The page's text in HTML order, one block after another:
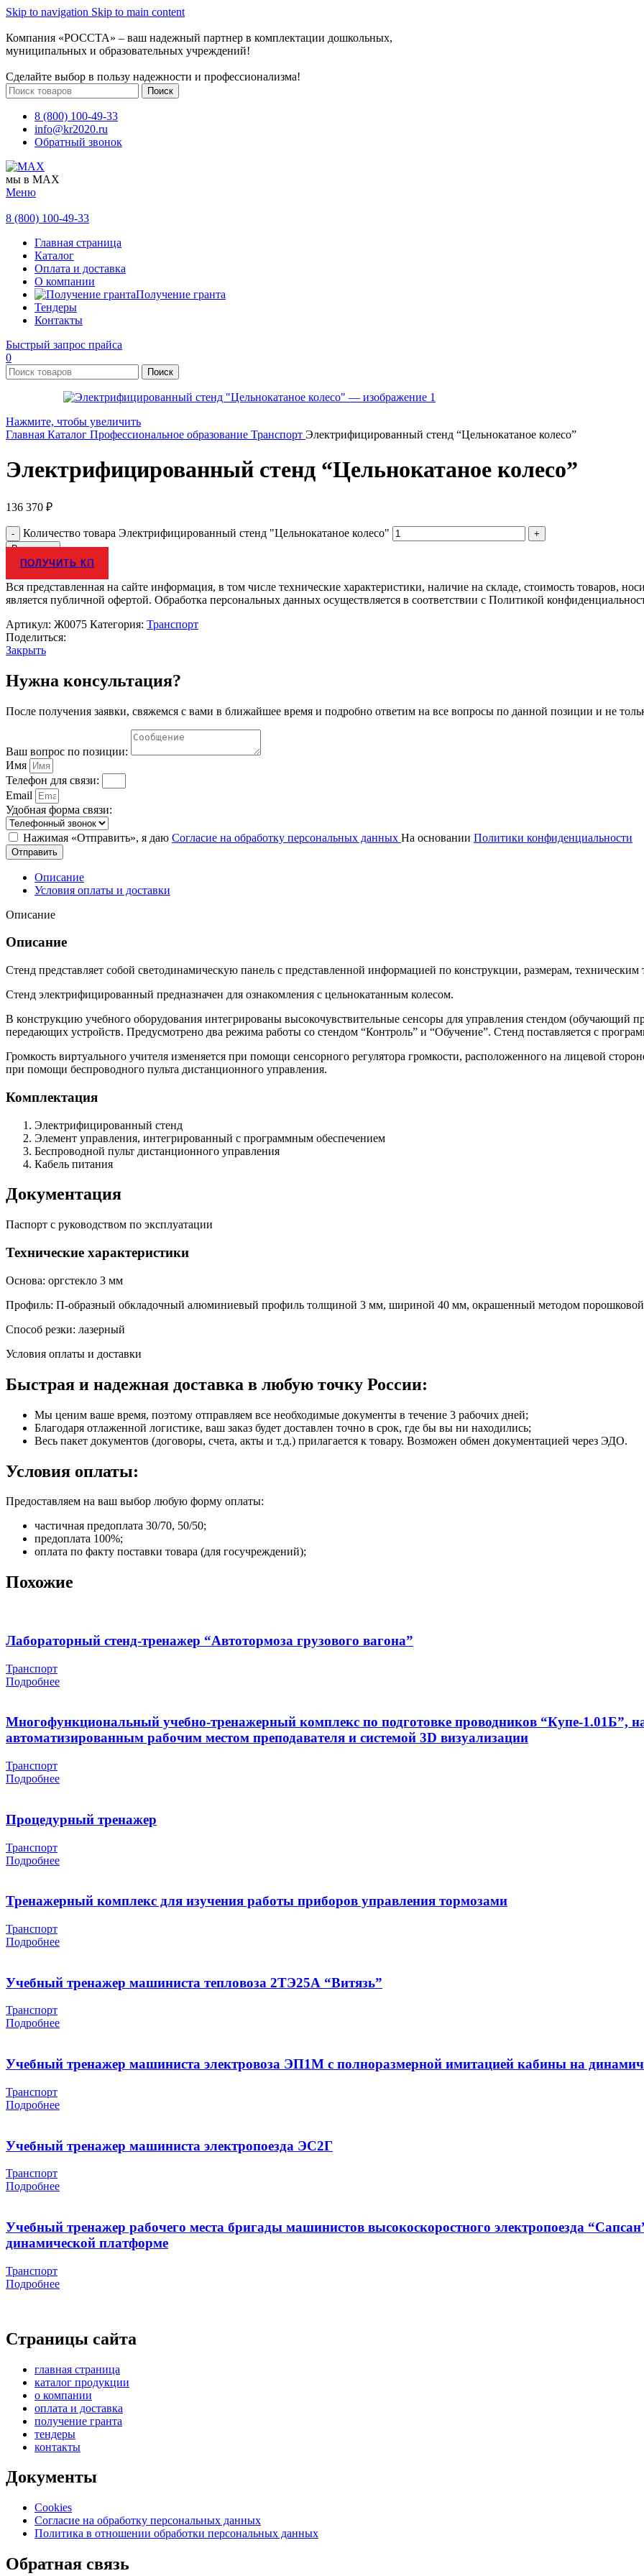
Skip to navigation Skip to main content
Компания «РОССТА» – ваш надежный партнер в комплектации дошкольных,
муниципальных и образовательных учреждений!
Сделайте выбор в пользу надежности и профессионализма!
Поиск
8 (800) 100-49-33
info@kr2020.ru
Обратный звонок
мы в MAX
Меню
8 (800) 100-49-33
Главная страница
Каталог
Оплата и доставка
О компании
Получение гранта
Тендеры
Контакты
Быстрый запрос прайса
0
Поиск
Нажмите, чтобы увеличить
Главная Каталог Профессиональное образование Транспорт Электрифицированный стенд “Цельнокатаное колесо”
Электрифицированный стенд “Цельнокатаное колесо”
136 370 ₽
Количество товара Электрифицированный стенд "Цельнокатаное колесо"
В корзину
ПОЛУЧИТЬ КП
Вся представленная на сайте информация, в том числе технические характеристики, наличие на складе, стоимость товаров,
является публичной офертой. Обработка персональных данных осуществляется в соответствии с Политикой
Артикул: Ж0075 Категория: Транспорт
Поделиться:
Закрыть
Нужна консультация?
После получения заявки, свяжемся с вами в ближайшее время и подробно ответим на все вопросы по данной позиции и не
Ваш вопрос по позиции:
Имя
Телефон для связи:
Email
Удобная форма связи:
Нажимая «Отправить», я даю Согласие на обработку персональных данных На основании Политики конфиденциальности
Отправить
Описание
Условия оплаты и доставки
Описание
Описание
Стенд представляет собой светодинамическую панель с представленной информацией по конструкции, размерам,
Стенд электрифицированный предназначен для ознакомления с цельнокатанным колесом.
В конструкцию учебного оборудования интегрированы высокочувствительные сенсоры для управления стендом (обучающий
передающих устройств. Предусмотрено два режима работы со стендом “Контроль” и “Обучение”. Стенд поставляется с
Громкость виртуального учителя изменяется при помощи сенсорного регулятора громкости, расположенного на лицевой
при помощи беспроводного пульта дистанционного управления.
Комплектация
Электрифицированный стенд
Элемент управления, интегрированный с программным обеспечением
Беспроводной пульт дистанционного управления
Кабель питания
Документация
Паспорт с руководством по эксплуатации
Технические характеристики
Основа: оргстекло 3 мм
Профиль: П-образный обкладочный алюминиевый профиль толщиной 3 мм, шириной 40 мм, окрашенный методом порошковой
Способ резки: лазерный
Условия оплаты и доставки
Быстрая и надежная доставка в любую точку России:
Мы ценим ваше время, поэтому отправляем все необходимые документы в течение 3 рабочих дней;
Благодаря отлаженной логистике, ваш заказ будет доставлен точно в срок, где бы вы ни находились;
Весь пакет документов (договоры, счета, акты и т.д.) прилагается к товару. Возможен обмен документацией через ЭДО.
Условия оплаты:
Предоставляем на ваш выбор любую форму оплаты:
частичная предоплата 30/70, 50/50;
предоплата 100%;
оплата по факту поставки товара (для госучреждений);
Похожие
Лабораторный стенд-тренажер “Автотормоза грузового вагона”
Транспорт
Подробнее
Многофункциональный учебно-тренажерный комплекс по подготовке проводников “Купе-1.01Б”,
автоматизированным рабочим местом преподавателя и системой 3D визуализации
Транспорт
Подробнее
Процедурный тренажер
Транспорт
Подробнее
Тренажерный комплекс для изучения работы приборов управления тормозами
Транспорт
Подробнее
Учебный тренажер машиниста тепловоза 2ТЭ25А “Витязь”
Транспорт
Подробнее
Учебный тренажер машиниста электровоза ЭП1М с полноразмерной имитацией кабины на
Транспорт
Подробнее
Учебный тренажер машиниста электропоезда ЭС2Г
Транспорт
Подробнее
Учебный тренажер рабочего места бригады машинистов высокоскоростного электропоезда
динамической платформе
Транспорт
Подробнее
Страницы сайта
главная страница
каталог продукции
о компании
оплата и доставка
получение гранта
тендеры
контакты
Документы
Cookies
Согласие на обработку персональных данных
Политика в отношении обработки персональных данных
Обратная связь